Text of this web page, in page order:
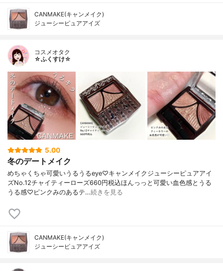
CANMAKE(キャンメイク)
ジューシーピュアアイズ
コスメオタク
☆ふくすけ☆
5.00
冬のデートメイク
めちゃくちゃ可愛いうるうるeye♡キャンメイクジューシーピュアアイ
ズNo.12チャイティーローズ660円税込ほんっっと可愛い血色感とうる
うる感♡ピンクみのあるテ…続きを見る
CANMAKE(キャンメイク)
ジューシーピュアアイズ